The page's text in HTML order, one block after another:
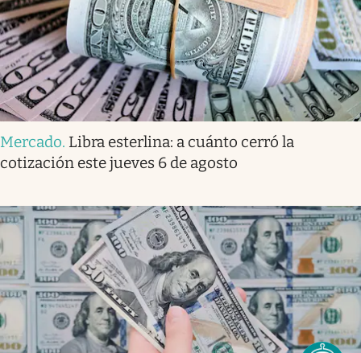
Mercado. Libra esterlina: a cuánto cerró la
cotización este jueves 6 de agosto